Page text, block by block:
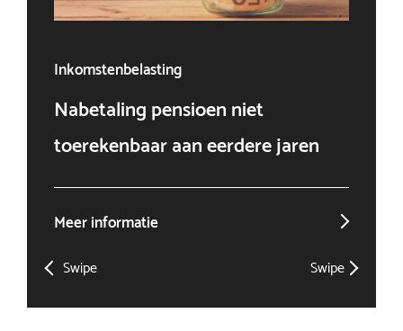
Inkomstenbelasting
Nabetaling pensioen niet
toerekenbaar aan eerdere jaren
Meer informatie
Swipe Swipe